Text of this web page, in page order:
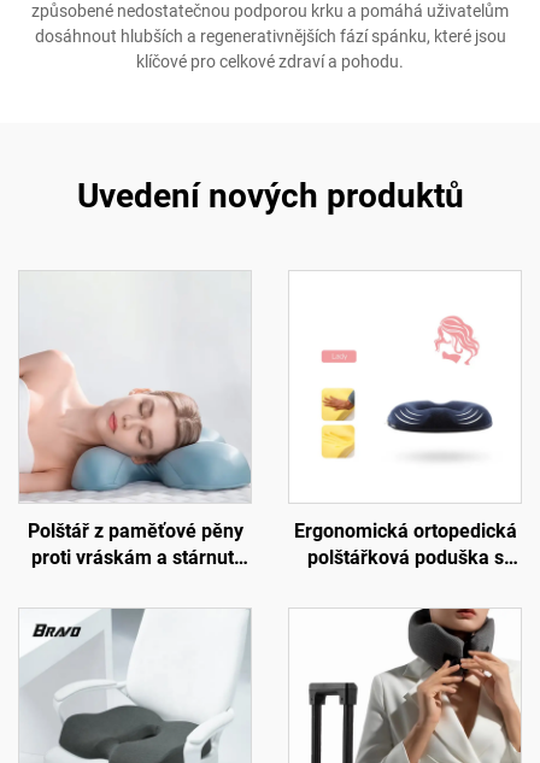
způsobené nedostatečnou podporou krku a pomáhá uživatelům
dosáhnout hlubších a regenerativnějších fází spánku, které jsou
klíčové pro celkové zdraví a pohodu.
Uvedení nových produktů
Polštář z paměťové pěny
proti vráskám a stárnutí
boku a podporu krku,
krásný spánkový polštář,
polštář z paměťové pěny
H14
Ergonomická ortopedická
polštářková poduška s
kancelářskou židli S4